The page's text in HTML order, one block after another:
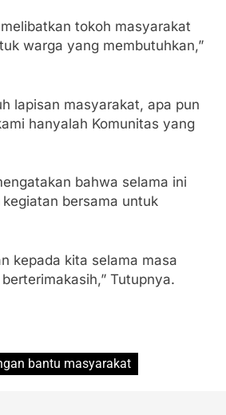
tokoh masyarakat
warga yang membutuhkan,”
lapisan masyarakat, apa pun
hanyalah Komunitas yang
bahwa selama ini
bersama untuk
kepada kita selama masa
Tutupnya.
bantu masyarakat